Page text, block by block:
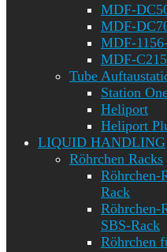
MDF-
MDF-
MDF-
MDF-
Tube
Station
Heliport
Heliport
LIQUID HANDLING
Röhrchen Racks
Röhrchen-
Rack
Röhrchen-
SBS-Rack
Röhrchen